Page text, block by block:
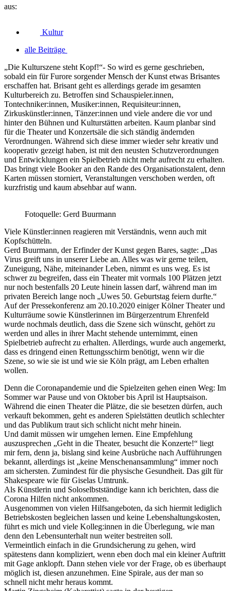
aus:
Kultur
alle Beiträge
„Die Kulturszene steht Kopf!“- So wird es gerne geschrieben,
sobald ein für Furore sorgender Mensch der Kunst etwas Brisantes
erschaffen hat. Brisant geht es allerdings gerade im gesamten
Kulturbereich zu. Betroffen sind Schauspieler.innen,
Tontechniker:innen, Musiker:innen, Requisiteur:innen,
Zirkuskünstler:innen, Tänzer:innen und viele andere die vor und
hinter den Bühnen und Kulturstätten arbeiten. Kaum planbar sind
für die Theater und Konzertsäle die sich ständig ändernden
Verordnungen. Während sich diese immer wieder sehr kreativ und
kooperativ gezeigt haben, ist mit den neusten Schutzverordnungen
und Entwicklungen ein Spielbetrieb nicht mehr aufrecht zu erhalten.
Das bringt viele Booker an den Rande des Organisationstalent, denn
Karten müssen storniert, Veranstaltungen verschoben werden, oft
kurzfristig und kaum absehbar auf wann.
Fotoquelle: Gerd Buurmann
Viele Künstler:innen reagieren mit Verständnis, wenn auch mit
Kopfschütteln.
Gerd Buurmann, der Erfinder der Kunst gegen Bares, sagte: „Das
Virus greift uns in unserer Liebe an. Alles was wir gerne teilen,
Zuneigung, Nähe, miteinander Leben, nimmt es uns weg. Es ist
schwer zu begreifen, dass ein Theater mit vormals 100 Plätzen jetzt
nur noch bestenfalls 20 Leute hinein lassen darf, während man im
privaten Bereich lange noch „Uwes 50. Geburtstag feiern durfte.“
Auf der Pressekonferenz am 20.10.2020 einiger Kölner Theater und
Kulturräume sowie Künstlerinnen im Bürgerzentrum Ehrenfeld
wurde nochmals deutlich, dass die Szene sich wünscht, gehört zu
werden und alles in ihrer Macht stehende unternimmt, einen
Spielbetrieb aufrecht zu erhalten. Allerdings, wurde auch angemerkt,
dass es dringend einen Rettungsschirm benötigt, wenn wir die
Szene, so wie sie ist und wie sie Köln prägt, am Leben erhalten
wollen.
Denn die Coronapandemie und die Spielzeiten gehen einen Weg: Im
Sommer war Pause und von Oktober bis April ist Hauptsaison.
Während die einen Theater die Plätze, die sie besetzen dürfen, auch
verkauft bekommen, geht es anderen Spielstätten deutlich schlechter
und das Publikum traut sich schlicht nicht mehr hinein.
Und damit müssen wir umgehen lernen. Eine Empfehlung
auszusprechen „Geht in die Theater, besucht die Konzerte!“ liegt
mir fern, denn ja, bislang sind keine Ausbrüche nach Aufführungen
bekannt, allerdings ist „keine Menschenansammlung“ immer noch
am sichersten. Zumindest für die physische Gesundheit. Das gilt für
Shakespeare wie für Giselas Umtrunk.
Als Künstlerin und Soloselbstständige kann ich berichten, dass die
Corona Hilfen nicht ankommen.
Ausgenommen von vielen Hilfsangeboten, da sich hiermit lediglich
Betriebskosten begleichen lassen und keine Lebenshaltungskosten,
führt es mich und viele Kolleg:innen in die Überlegung, wie man
denn den Lebensunterhalt nun weiter bestreiten soll.
Vermeintlich einfach in die Grundsicherung zu gehen, wird
spätestens dann kompliziert, wenn eben doch mal ein kleiner Auftritt
mit Gage anklopft. Dann stehen viele vor der Frage, ob es überhaupt
möglich ist, diesen anzunehmen. Eine Spirale, aus der man so
schnell nicht mehr heraus kommt.